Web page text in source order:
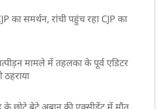
का समर्थन, रांची पहुंच रहा CJP का
मामले में तहलका के पूर्व एडिटर